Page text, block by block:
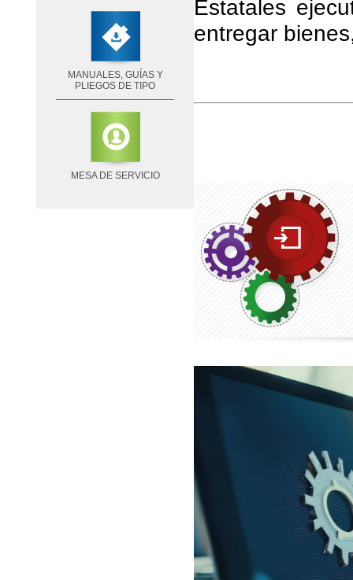
MANUALES, GUÍAS Y
PLIEGOS DE TIPO
MESA DE SERVICIO
Estatales
entregar